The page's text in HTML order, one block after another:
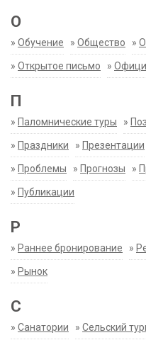
О
» Обучение » Общество »
» Открытое письмо »
П
» Паломнические туры »
» Праздники » Презентации
» Проблемы » Прогнозы »
» Публикации
Р
» Раннее бронирование »
» Рынок
С
» Санатории » Сельский